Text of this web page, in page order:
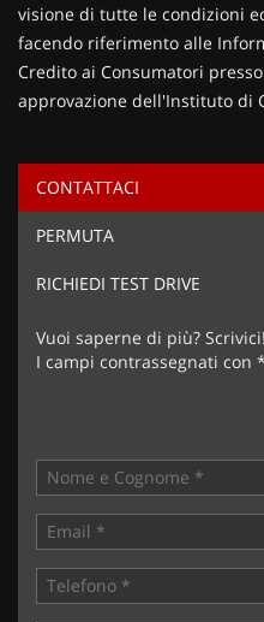
Ho letto e accetto
Acconsento al
Invia la
visione di tutte le condizioni
facendo riferimento alle
Credito ai Consumatori
approvazione dell'Instituto di
CONTATTACI
PERMUTA
RICHIEDI TEST DRIVE
Vuoi saperne di più? Scrivici!
I campi contrassegnati con